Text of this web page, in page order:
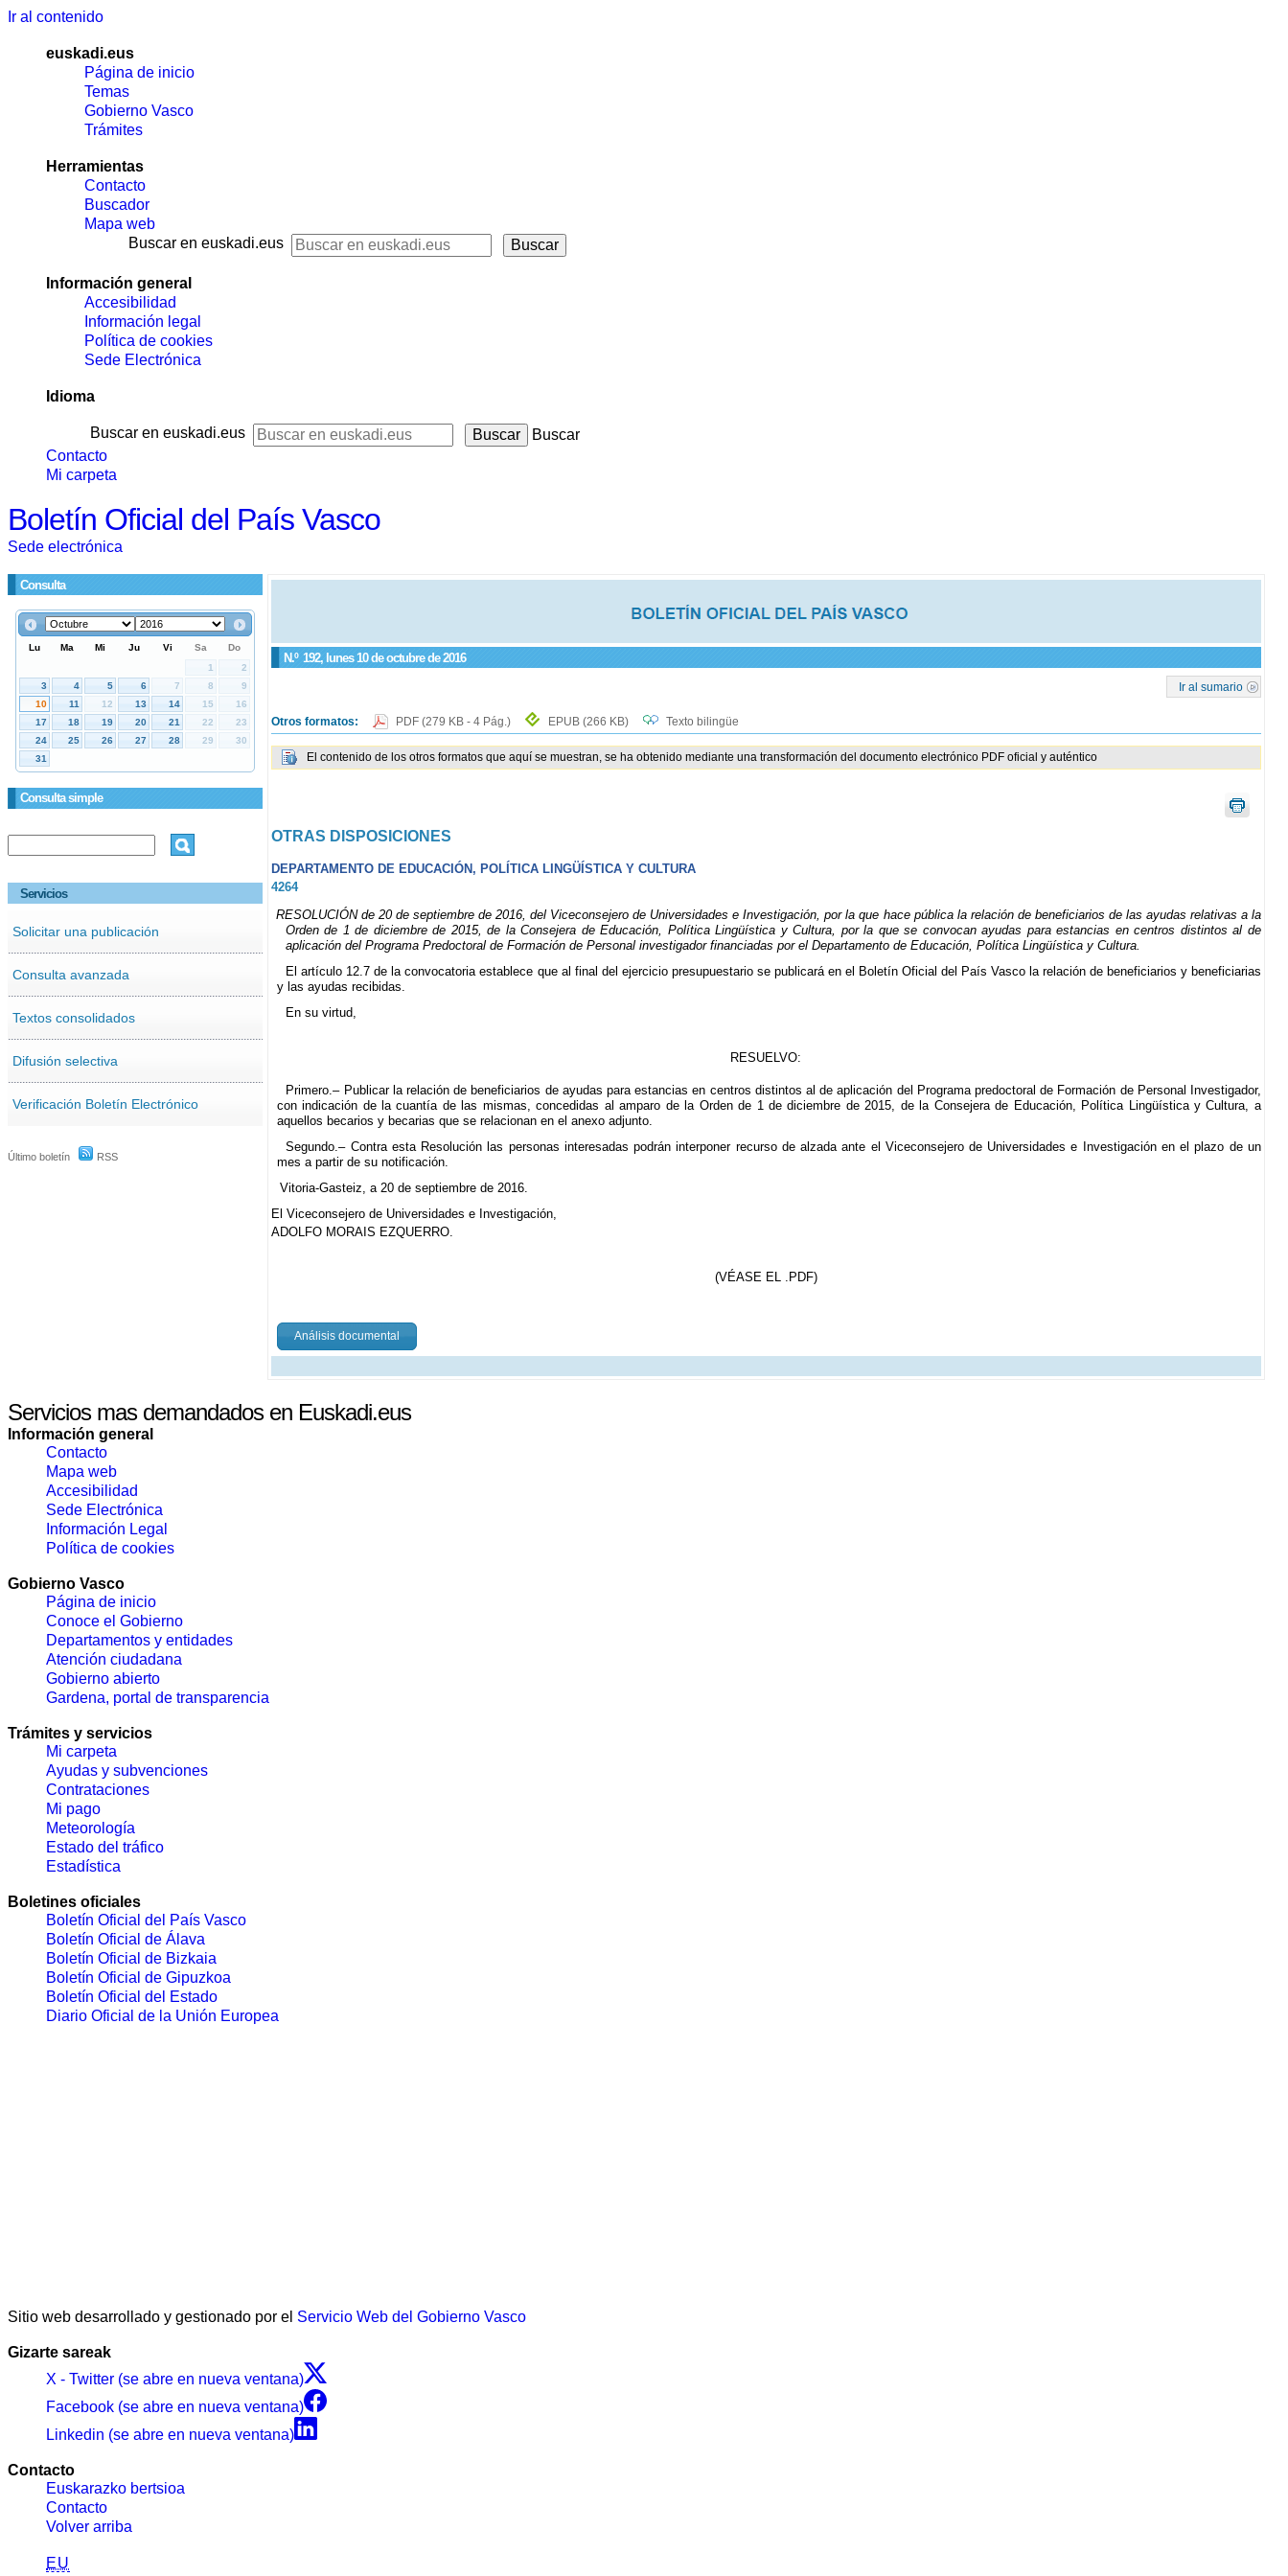
Ir al contenido
euskadi.eus
Página de inicio
Temas
Gobierno Vasco
Trámites
Herramientas
Contacto
Buscador
Mapa web
Buscar en euskadi.eus
Información general
Accesibilidad
Información legal
Política de cookies
Sede Electrónica
Idioma
Buscar en euskadi.eus
Buscar
Contacto
Mi carpeta
Boletín Oficial del País Vasco
Sede electrónica
Consulta
Consulta simple
Servicios
Solicitar una publicación
Consulta avanzada
Textos consolidados
Difusión selectiva
Verificación Boletín Electrónico
Último boletín RSS
N.º 192, lunes 10 de octubre de 2016
Ir al sumario
Otros formatos: PDF (279 KB - 4 Pág.) EPUB (266 KB) Texto bilingüe
El contenido de los otros formatos que aquí se muestran, se ha obtenido mediante una transformación del documento electrónico PDF oficial y auténtico
OTRAS DISPOSICIONES
DEPARTAMENTO DE EDUCACIÓN, POLÍTICA LINGÜÍSTICA Y CULTURA
4264
RESOLUCIÓN de 20 de septiembre de 2016, del Viceconsejero de Universidades e Investigación, por la que hace pública la relación de beneficiarios de las ayudas relativas a la
Orden de 1 de diciembre de 2015, de la Consejera de Educación, Política Lingüística y Cultura, por la que se convocan ayudas para estancias en centros distintos al de
aplicación del Programa Predoctoral de Formación de Personal investigador financiadas por el Departamento de Educación, Política Lingüística y Cultura.
El artículo 12.7 de la convocatoria establece que al final del ejercicio presupuestario se publicará en el Boletín Oficial del País Vasco la relación de beneficiarios y beneficiarias
y las ayudas recibidas.
En su virtud,
RESUELVO:
Primero.– Publicar la relación de beneficiarios de ayudas para estancias en centros distintos al de aplicación del Programa predoctoral de Formación de Personal Investigador,
con indicación de la cuantía de las mismas, concedidas al amparo de la Orden de 1 de diciembre de 2015, de la Consejera de Educación, Política Lingüística y Cultura, a
aquellos becarios y becarias que se relacionan en el anexo adjunto.
Segundo.– Contra esta Resolución las personas interesadas podrán interponer recurso de alzada ante el Viceconsejero de Universidades e Investigación en el plazo de un
mes a partir de su notificación.
Vitoria-Gasteiz, a 20 de septiembre de 2016.
El Viceconsejero de Universidades e Investigación,
ADOLFO MORAIS EZQUERRO.
(VÉASE EL .PDF)
Análisis documental
Servicios mas demandados en Euskadi.eus
Información general
Contacto
Mapa web
Accesibilidad
Sede Electrónica
Información Legal
Política de cookies
Gobierno Vasco
Página de inicio
Conoce el Gobierno
Departamentos y entidades
Atención ciudadana
Gobierno abierto
Gardena, portal de transparencia
Trámites y servicios
Mi carpeta
Ayudas y subvenciones
Contrataciones
Mi pago
Meteorología
Estado del tráfico
Estadística
Boletines oficiales
Boletín Oficial del País Vasco
Boletín Oficial de Álava
Boletín Oficial de Bizkaia
Boletín Oficial de Gipuzkoa
Boletín Oficial del Estado
Diario Oficial de la Unión Europea
Sitio web desarrollado y gestionado por el Servicio Web del Gobierno Vasco
Gizarte sareak
X - Twitter (se abre en nueva ventana)
Facebook (se abre en nueva ventana)
Linkedin (se abre en nueva ventana)
Contacto
Euskarazko bertsioa
Contacto
Volver arriba
EU